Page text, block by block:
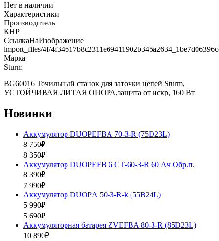
Нет в наличии
Характеристики
Производитель
КНР
СсылкаНаИзображение
import_files/4f/
Марка
Sturm
BG60016 Точильный станок для заточки цепей Sturm,
УСТОЙЧИВАЯ ЛИТАЯ ОПОРА,защита от искр, 160 Вт
Новинки
Аккумулятор DUOPEFBА 70-З-R (75D23L)
8 750₽
8 350₽
Аккумулятор DUOPEFB 6 СТ-60-З-R 60 Ач Обр.п.
8 390₽
7 990₽
Аккумулятор DUOPА 50-З-R-k (55B24L)
5 990₽
5 690₽
Аккумуляторная батарея ZVEFBA 80-З-R (85D23L)
10 890₽